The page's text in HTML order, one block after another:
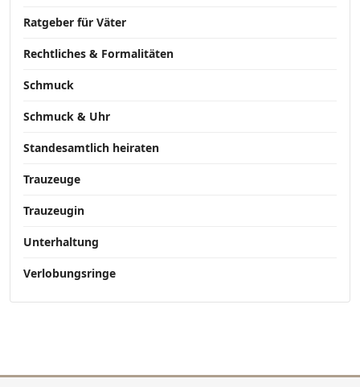
Ratgeber für Väter
Rechtliches & Formalitäten
Schmuck
Schmuck & Uhr
Standesamtlich heiraten
Trauzeuge
Trauzeugin
Unterhaltung
Verlobungsringe